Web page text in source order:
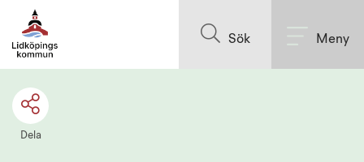
Sök Meny
Dela